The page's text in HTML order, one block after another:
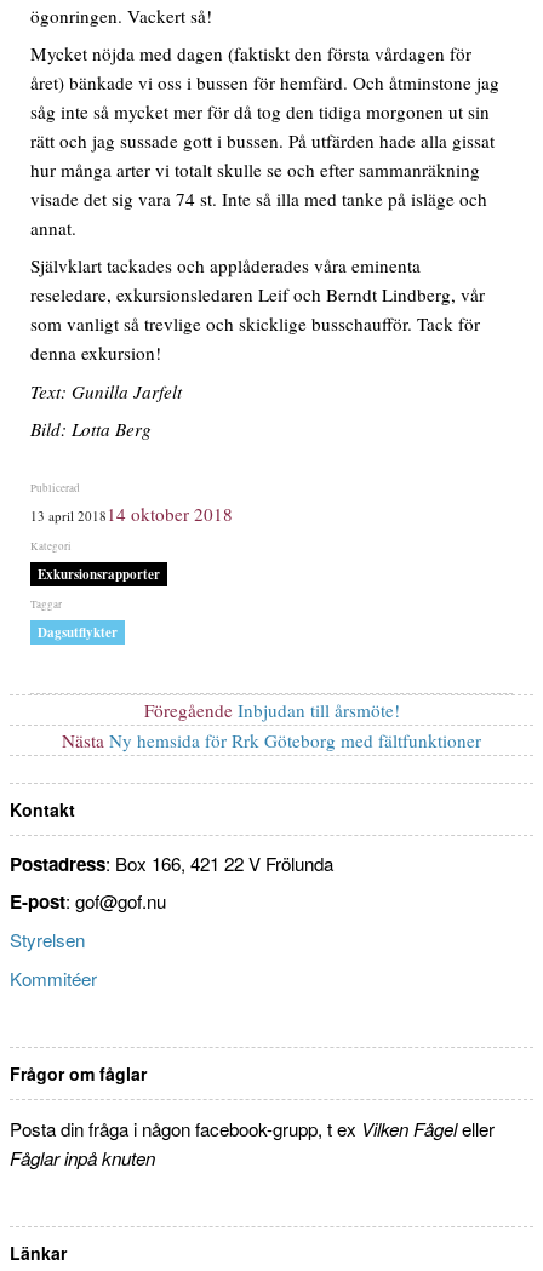
ögonringen. Vackert så!
Mycket nöjda med dagen (faktiskt den första vårdagen för
året) bänkade vi oss i bussen för hemfärd. Och åtminstone jag
såg inte så mycket mer för då tog den tidiga morgonen ut sin
rätt och jag sussade gott i bussen. På utfärden hade alla gissat
hur många arter vi totalt skulle se och efter sammanräkning
visade det sig vara 74 st. Inte så illa med tanke på isläge och
annat.
Självklart tackades och applåderades våra eminenta
reseledare, exkursionsledaren Leif och Berndt Lindberg, vår
som vanligt så trevlige och skicklige busschaufför. Tack för
denna exkursion!
Text: Gunilla Jarfelt
Bild: Lotta Berg
Publicerat
den
13 april 2018 14 oktober 2018
Kategorier
Exkursionsrapporter
Etiketter
Dagsutflykter
Inläggsnavigering
Föregående Föregående
inlägg:
Inbjudan till årsmöte!
Nästa Nästa
Ny hemsida för Rrk Göteborg med fältfunktioner
Kontakt
Postadress: Box 166, 421 22 V Frölunda
E-post: gof@gof.nu
Styrelsen
Kommitéer
Frågor om fåglar
Posta din fråga i någon facebook-grupp, t ex Vilken Fågeleller
Fåglar inpå knuten
Länkar